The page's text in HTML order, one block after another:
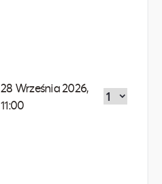
28 Września 2026,
11:00